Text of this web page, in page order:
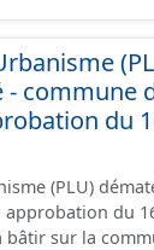
du CNIG et
de
des plans
rappelé que
opposables
commune
du
(PLU)
du 16/11/
sur la